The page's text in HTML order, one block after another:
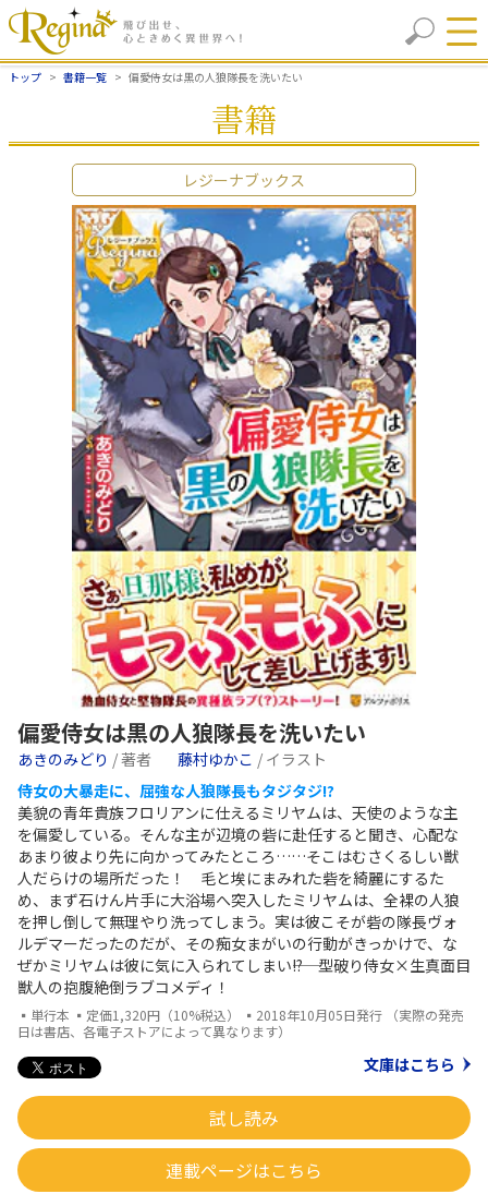
トップ 書籍一覧 偏愛侍女は黒の人狼隊長を洗いたい
書籍
レジーナブックス
偏愛侍女は黒の人狼隊長を洗いたい
あきのみどり / 著者 藤村ゆかこ / イラスト
侍女の大暴走に、屈強な人狼隊長もタジタジ!?
美貌の青年貴族フロリアンに仕えるミリヤムは、天使のような主
を偏愛している。そんな主が辺境の砦に赴任すると聞き、心配な
あまり彼より先に向かってみたところ……そこはむさくるしい獣
人だらけの場所だった！ 毛と埃にまみれた砦を綺麗にするた
め、まず石けん片手に大浴場へ突入したミリヤムは、全裸の人狼
を押し倒して無理やり洗ってしまう。実は彼こそが砦の隊長ヴォ
ルデマーだったのだが、その痴女まがいの行動がきっかけで、な
ぜかミリヤムは彼に気に入られてしまい――!? 型破り侍女×生真面目
獣人の抱腹絶倒ラブコメディ！
▪単行本 ▪定価1,320円（10%税込） ▪2018年10月05日発行 （実際の発売
日は書店、各電子ストアによって異なります）
文庫はこちら
試し読み
連載ページはこちら